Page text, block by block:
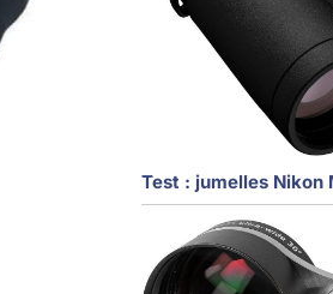
Test : jumelles Nikon